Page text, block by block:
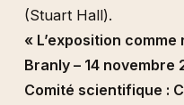
(Stuart Hall).
« L’exposition
Branly – 14 novembre
Comité scientifique :